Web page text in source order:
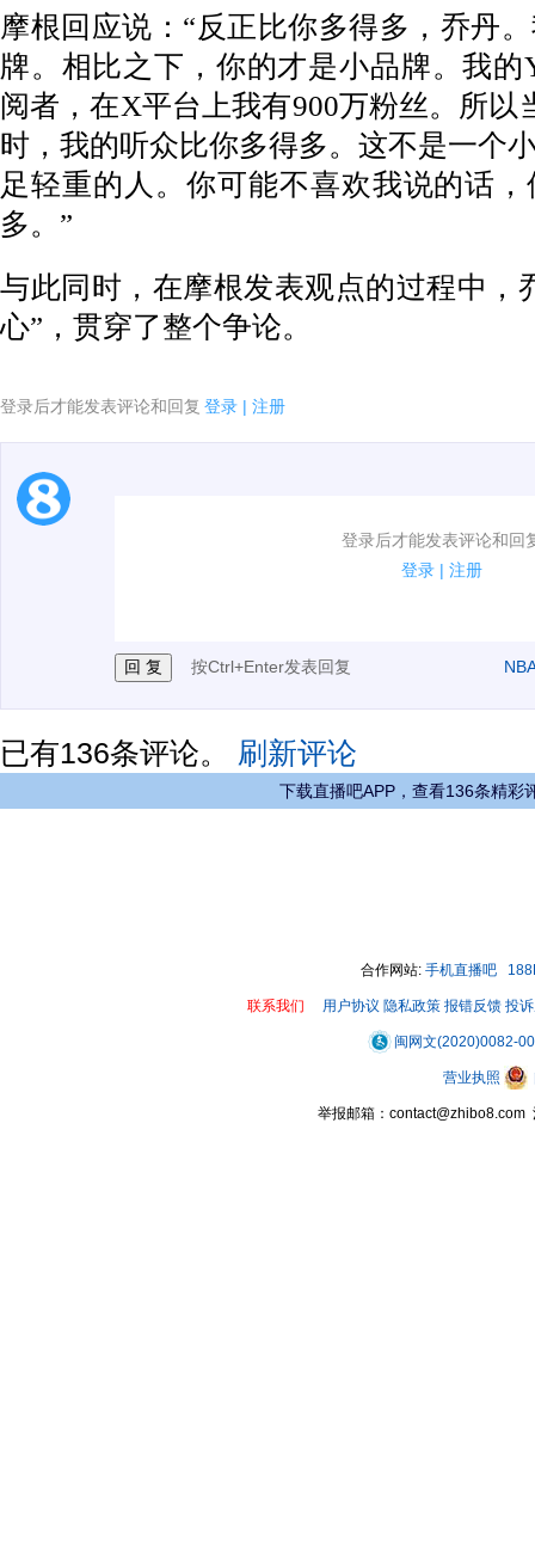
摩根回应说：“反正比你多得多，乔丹
牌。相比之下，你的才是小品牌。我的
阅者，在X平台上我有900万粉丝。所以
时，我的听众比你多得多。这不是一个
足轻重的人。你可能不喜欢我说的话
多。”
与此同时，在摩根发表观点的过程中，
心”，贯穿了整个争论。
登录后才能发表评论和回复 登录 | 注册
登录后才能发表评论和回
登录 | 注册
1.电脑端新用户可以发表评论了！
按Ctrl+Enter发表回复
已有136条评论。 刷新评论
下载直播吧APP，查看136条精彩
合作网站: 手机直播吧
联系我们 用户协议 隐私政策 报错反馈 投
闽网文(2020)0082-
营业执照
举报邮箱：